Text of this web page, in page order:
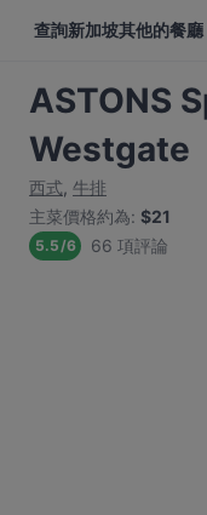
查詢新加坡其他的餐廳
ASTONS
Westgate
西式, 牛排
主菜價格約為: $21
5.5/6 66 項評論